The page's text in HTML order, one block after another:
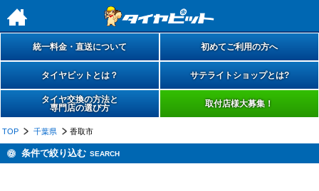
h
統一料金・直送について 初めてご利用の方へ
タイヤピットとは？ サテライトショップとは?
タイヤ交換の方法と
専門店の選び方
取付店様大募集！
TOP 千葉県 香取市
条件で絞り込む SEARCH